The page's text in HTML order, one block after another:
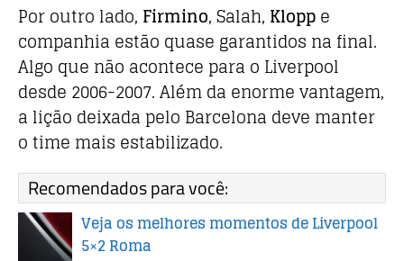
Por outro lado, Firmino, Salah, Kloppe
companhia estão quase garantidos na final.
Algo que não acontece para o Liverpool
desde 2006-2007. Além da enorme vantagem,
a lição deixada pelo Barcelona deve manter
o time mais estabilizado.
Recomendados para você:
Veja os melhores momentos de Liverpool
5×2 Roma